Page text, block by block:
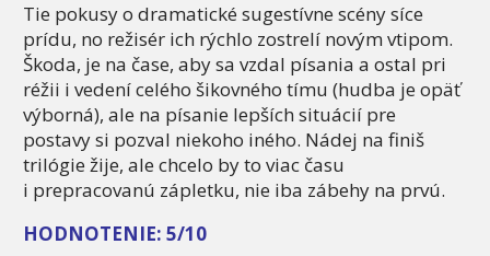
Tie pokusy o dramatické sugestívne scény síce
prídu, no režisér ich rýchlo zostrelí novým vtipom.
Škoda, je na čase, aby sa vzdal písania a ostal pri
réžii i vedení celého šikovného tímu (hudba je opäť
výborná), ale na písanie lepších situácií pre
postavy si pozval niekoho iného. Nádej na finiš
trilógie žije, ale chcelo by to viac času
i prepracovanú zápletku, nie iba zábehy na prvú.
HODNOTENIE: 5/10